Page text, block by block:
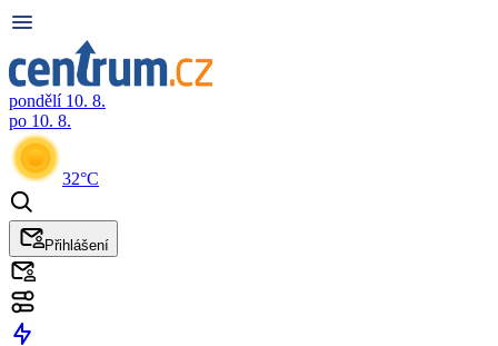
pondělí 10. 8.
po 10. 8.
32°C
Přihlášení